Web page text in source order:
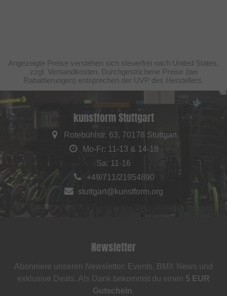
Angezeigte Preise verstehen sich steuerfrei nach United States,
zzgl. Versandkosten. Durchgestrichene Preise (bei
Rabattierungen) entsprechen der UVP des Herstellers.
kunstform Stuttgart
Rotebühlstr. 63, 70178 Stuttgart
Mo-Fr: 11-13 & 14-18
Sa: 11-16
+49/711/21954890
stuttgart@kunstform.org
Newsletter
Abonniere unseren Newsletter: Events, BMX News und
exklusive Deals. Als Dank bekommst du einen 5 EUR
Gutschein.